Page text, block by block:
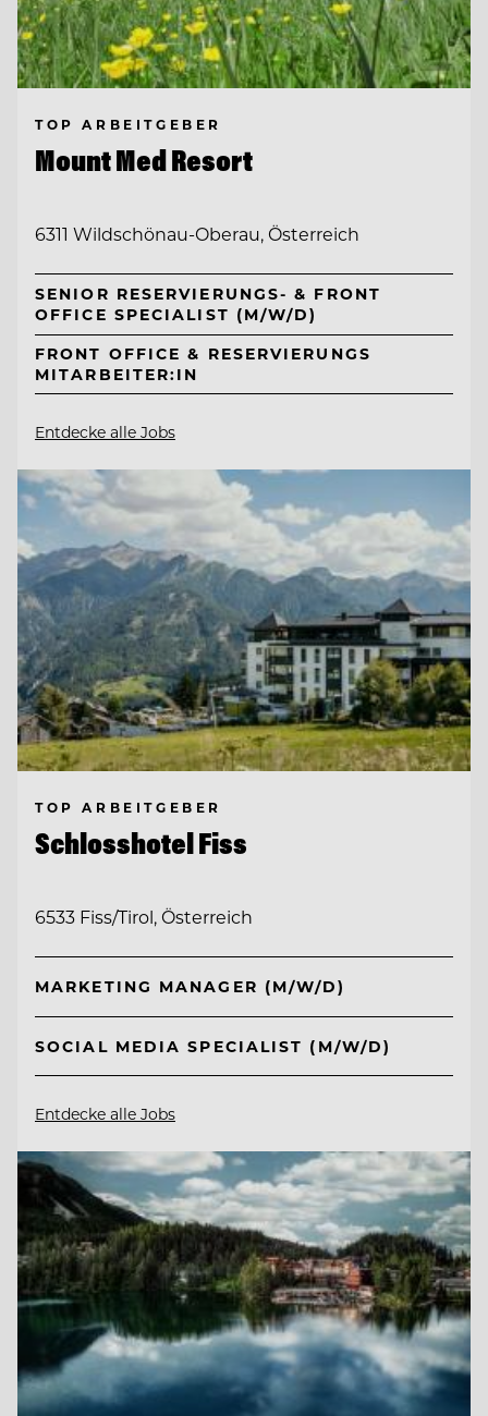
TOP ARBEITGEBER
Mount Med Resort
6311 Wildschönau-Oberau, Österreich
SENIOR RESERVIERUNGS- & FRONT
OFFICE SPECIALIST (M/W/D)
FRONT OFFICE & RESERVIERUNGS
MITARBEITER:IN
Entdecke alle Jobs
TOP ARBEITGEBER
Schlosshotel Fiss
6533 Fiss/Tirol, Österreich
MARKETING MANAGER (M/W/D)
SOCIAL MEDIA SPECIALIST (M/W/D)
Entdecke alle Jobs